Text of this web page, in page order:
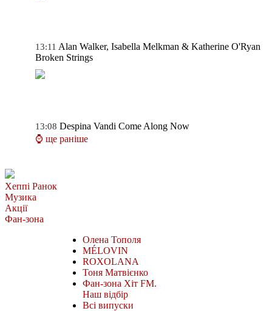
13:11 Alan Walker, Isabella Melkman & Katherine O'Ryan
Broken Strings
13:08 Despina Vandi Come Along Now
⌚ ще раніше
Хеппі Ранок
Музика
Акції
Фан-зона
Олена Тополя
MÉLOVIN
ROXOLANA
Тоня Матвієнко
Фан-зона Хіт FM.
Наш відбір
Всі випуски